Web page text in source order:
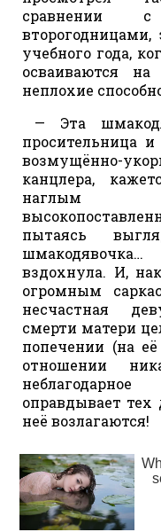
сравнении
учебного года,
осваиваются
неплохие
— Эта
просительница
возмущённо-
канцлера,
наглым
пытаясь
вздохнула. И,
огромным
несчастная
смерти матери
попечении (на
отношении
оправдывает
неё возлагаются!